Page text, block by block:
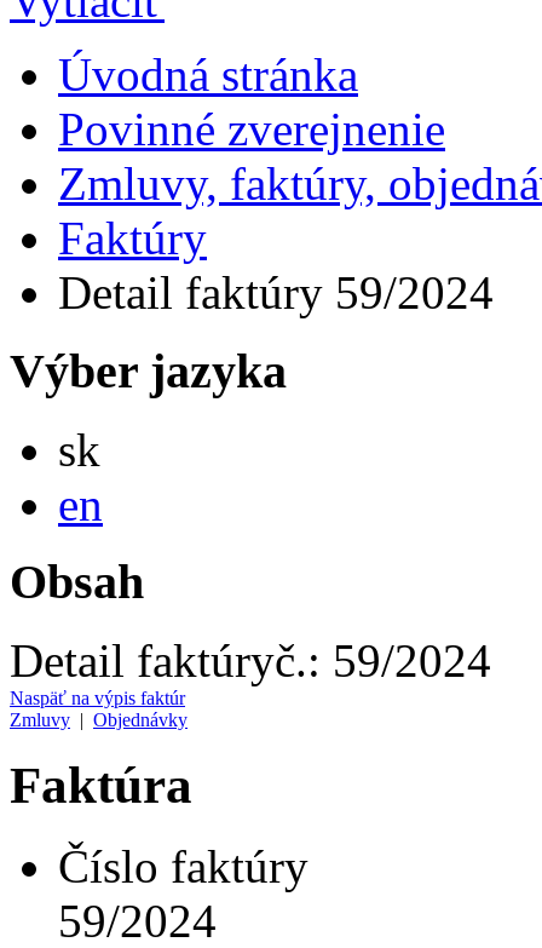
Úvodná stránka
Povinné zverejnenie
Zmluvy, faktúry,
Faktúry
Detail faktúry 59/2024
Výber jazyka
sk
en
Obsah
Detail faktúryč.: 59/2024
Naspäť na výpis faktúr
Zmluvy | Objednávky
Faktúra
Číslo faktúry
59/2024